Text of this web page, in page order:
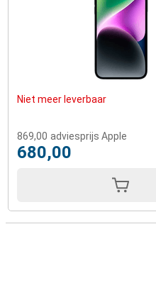
Niet meer leverbaar
869,00 adviesprijs Apple
680,00